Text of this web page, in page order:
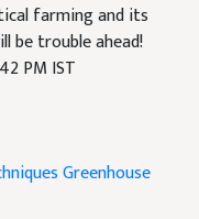
farming and its
be trouble ahead!
PM IST
Greenhouse